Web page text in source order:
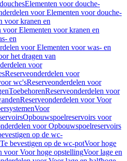
Elementen voor douche-
voor Elementen voor douche-
voor kranen en
voor Elementen voor kranen en
en
voor Elementen voor was- en
het dragen van
voor
Reserveonderdelen voor
wc'sReserveonderdelen voor
ToebehorenReserveonderdelen voor
Reserveonderdelen voor Voor
Voor
Opbouwspoelreservoirs voor
voor Opbouwspoelreservoirs
op de wc-
bevestigen op de wc-potVoor hoge
voor Voor hoge opstellingVoor lage en